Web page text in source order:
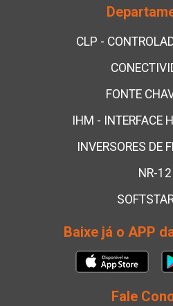
CLP -
FONTE
IHM - INTERFACE
INVERSORES DE
NR-12
Baixe já o APP
Fale